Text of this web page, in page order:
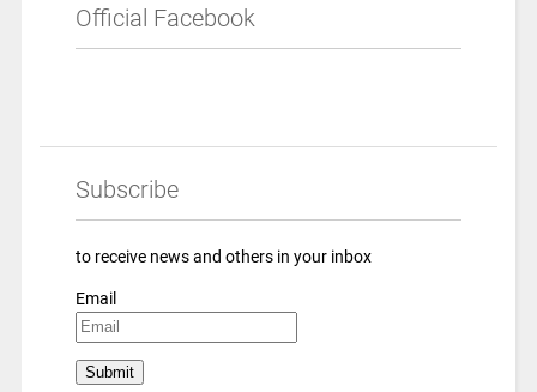
Official Facebook
Subscribe
to receive news and others in your inbox
Email